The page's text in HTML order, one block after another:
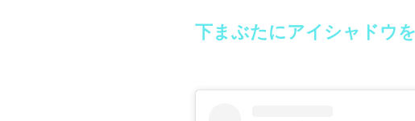
下まぶたにアイシャドウ